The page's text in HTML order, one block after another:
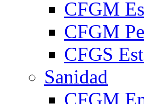
CFGM
CFGM
CFGS
Sanidad
CFGM